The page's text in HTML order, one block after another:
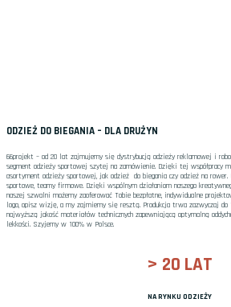
ODZIEŻ DO BIEGANIA – DLA DRUŻYN
66projekt – od 20 lat zajmujemy się dystrybucją odzieży reklamowej i
segment odzieży sportowej szytej na zamówienie. Dzięki tej współpracy
asortyment odzieży sportowej, jak odzież do biegania czy odzież na
sportowe, teamy firmowe. Dzięki wspólnym działaniom naszego
naszej szwalni możemy zaoferować Tobie bezpłatne, indywidualne
logo, opisz wizję, a my zajmiemy się resztą. Produkcja trwa zazwyczaj do
najwyższą jakość materiałów technicznych zapewniającą optymalną
lekkości. Szyjemy w 100% w Polsce.
> 20 LAT
NA RYNKU ODZIEŻY